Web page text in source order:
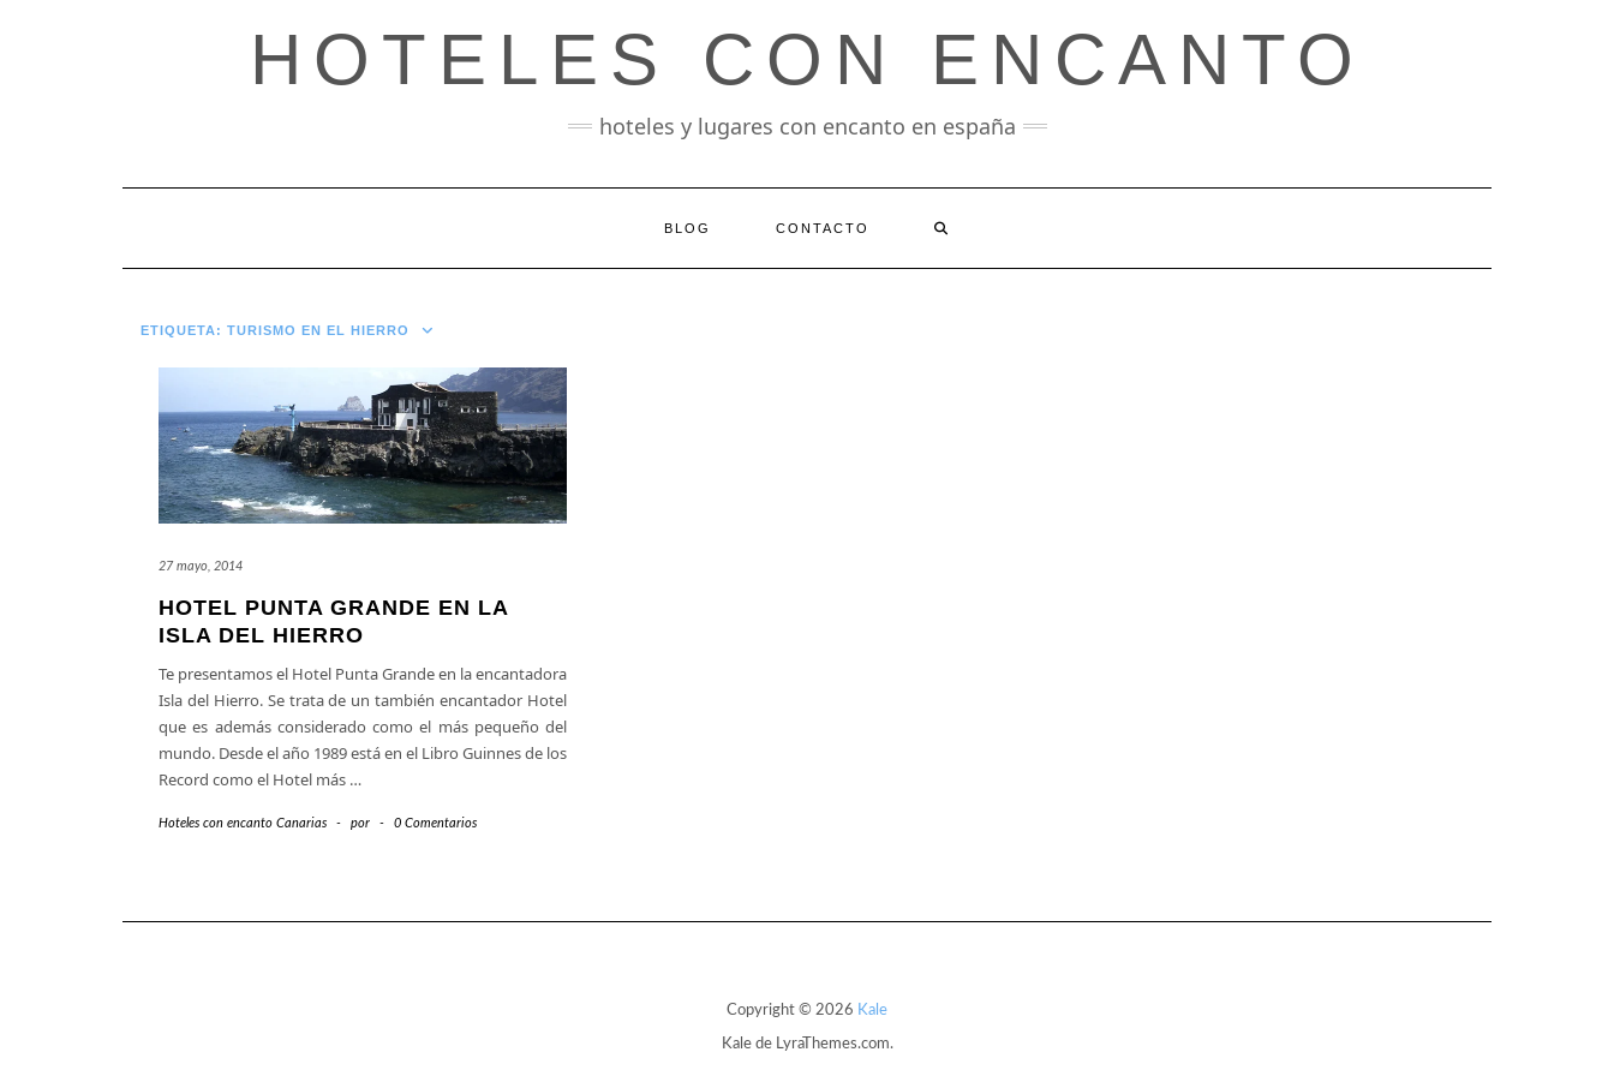
HOTELES CON ENCANTO
hoteles y lugares con encanto en españa
BLOG CONTACTO
ETIQUETA: TURISMO EN EL HIERRO
27 mayo, 2014
HOTEL PUNTA GRANDE EN LA
ISLA DEL HIERRO
Te presentamos el Hotel Punta Grande en la encantadora
Isla del Hierro. Se trata de un también encantador Hotel
que es además considerado como el más pequeño del
mundo. Desde el año 1989 está en el Libro Guinnes de los
Record como el Hotel más …
Hoteles con encanto Canarias - por - 0 Comentarios
Copyright © 2026 Kale
Kalede LyraThemes.com.